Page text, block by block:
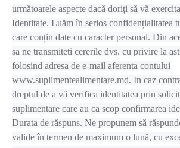
următoarele aspecte dacă doriți să vă
Identitate. Luăm în serios confidențialitatea
care conțin date cu caracter personal. Din
sa ne transmiteti cererile dvs. cu privire la
folosind adresa de e-mail aferenta contului
www.suplimentealimentare.md. In caz
dreptul de a vă verifica identitatea prin
suplimentare care au ca scop confirmarea
Durata de răspuns. Ne propunem să
valide în termen de maximum o lună, cu